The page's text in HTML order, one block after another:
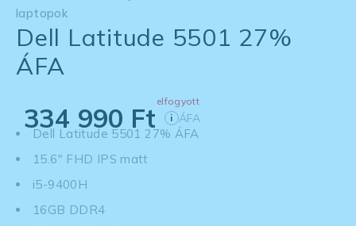
laptopok
Dell Latitude 5501 27%
ÁFA
elfogyott
334 990 Ft i ÁFA
Dell Latitude 5501 27% ÁFA
15.6" FHD IPS matt
i5-9400H
16GB DDR4